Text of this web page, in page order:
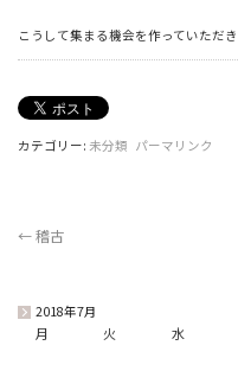
こうして集まる機会を作っていただ
カテゴリー: 未分類 パーマリンク
←稽古
2018年7月
月 火 水